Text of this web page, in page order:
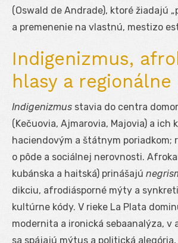
(Oswald de Andrade), ktoré žiadajú
a premenenie na vlastnú, mestizo
Indigenizmus,
hlasy a
Indigenizmus stavia do centra
(Kečuovia, Ajmarovia, Majovia) a ich
haciendovým a štátnym poriadkom;
o pôde a sociálnej nerovnosti.
kubánska a haitská) prinášajú
dikciu, afrodiásporné mýty a
kultúrne kódy. V rieke La Plata
modernita a ironická sebaanalýza, v
sa spájajú mýtus a politická